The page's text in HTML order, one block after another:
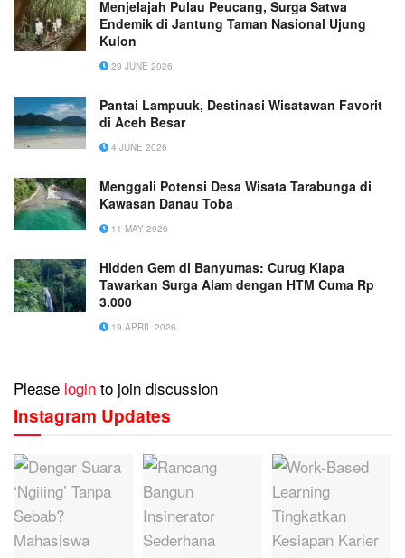
Menjelajah Pulau Peucang, Surga Satwa
Endemik di Jantung Taman Nasional Ujung
Kulon
29 JUNE 2026
Pantai Lampuuk, Destinasi Wisatawan Favorit
di Aceh Besar
4 JUNE 2026
Menggali Potensi Desa Wisata Tarabunga di
Kawasan Danau Toba
11 MAY 2026
Hidden Gem di Banyumas: Curug Klapa
Tawarkan Surga Alam dengan HTM Cuma Rp
3.000
19 APRIL 2026
Please login to join discussion
Instagram Updates